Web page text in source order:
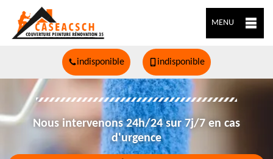
MENU
indisponible indisponible
Nous intervenons 24h/24 sur 7j/7 en cas
d'urgence